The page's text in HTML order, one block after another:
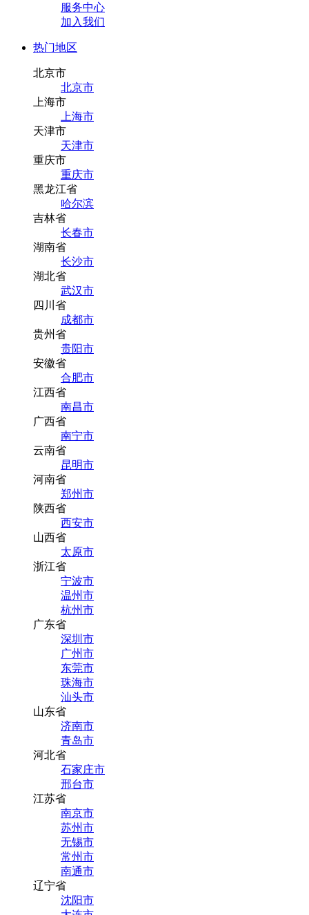
服务中心
加入我们
热门地区
北京市
北京市
上海市
上海市
天津市
天津市
重庆市
重庆市
黑龙江省
哈尔滨
吉林省
长春市
湖南省
长沙市
湖北省
武汉市
四川省
成都市
贵州省
贵阳市
安徽省
合肥市
江西省
南昌市
广西省
南宁市
云南省
昆明市
河南省
郑州市
陕西省
西安市
山西省
太原市
浙江省
宁波市
温州市
杭州市
广东省
深圳市
广州市
东莞市
珠海市
汕头市
山东省
济南市
青岛市
河北省
石家庄市
邢台市
江苏省
南京市
苏州市
无锡市
常州市
南通市
辽宁省
沈阳市